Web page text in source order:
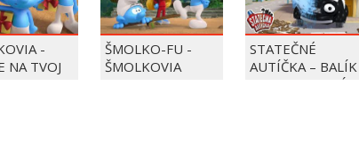
-
NA TVOJ
ŠMOLKO-FU -
ŠMOLKOVIA
STATEČNÉ
AUTÍČKA – BALÍK
PIERRE PRECLÍK